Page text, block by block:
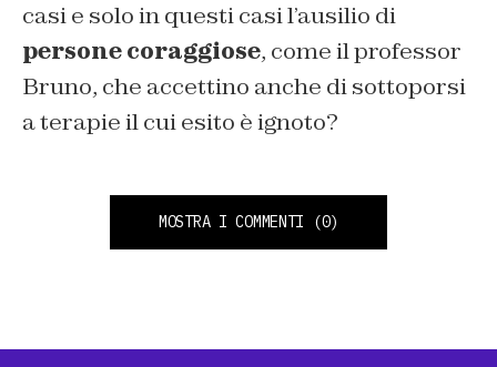
casi e solo in questi casi l’ausilio di
persone coraggiose, come il professor
Bruno, che accettino anche di sottoporsi
a terapie il cui esito è ignoto?
MOSTRA I COMMENTI (0)